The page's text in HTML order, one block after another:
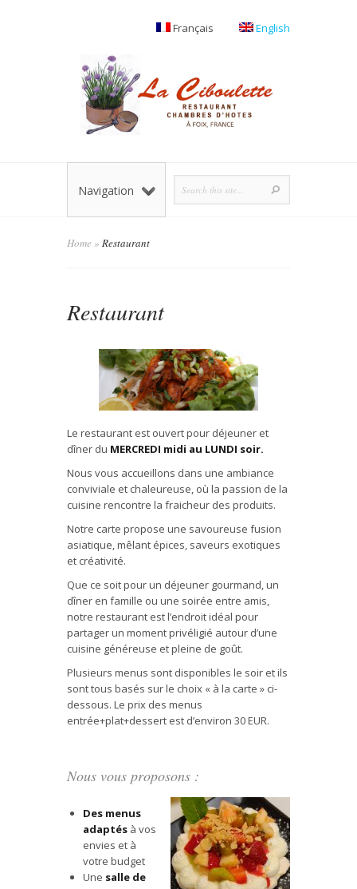
Français English
Navigation
Home » Restaurant
Restaurant
Le restaurant est ouvert pour déjeuner et
dîner du MERCREDI midi au LUNDI soir.
Nous vous accueillons dans une ambiance
conviviale et chaleureuse, où la passion de la
cuisine rencontre la fraicheur des produits.
Notre carte propose une savoureuse fusion
asiatique, mêlant épices, saveurs exotiques
et créativité.
Que ce soit pour un déjeuner gourmand, un
dîner en famille ou une soirée entre amis,
notre restaurant est l’endroit idéal pour
partager un moment privéligié autour d’une
cuisine généreuse et pleine de goût.
Plusieurs menus sont disponibles le soir et ils
sont tous basés sur le choix « à la carte » ci-
dessous. Le prix des menus
entrée+plat+dessert est d’environ 30 EUR.
Nous vous proposons :
Des menus
adaptés à vos
envies et à
votre budget
Une salle de